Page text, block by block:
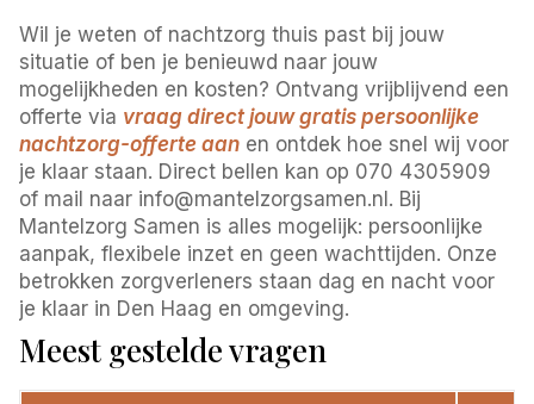
Wil je weten of nachtzorg thuis past bij jouw
situatie of ben je benieuwd naar jouw
mogelijkheden en kosten? Ontvang vrijblijvend een
offerte via vraag direct jouw gratis persoonlijke
nachtzorg-offerte aan en ontdek hoe snel wij voor
je klaar staan. Direct bellen kan op 070 4305909
of mail naar info@mantelzorgsamen.nl. Bij
Mantelzorg Samen is alles mogelijk: persoonlijke
aanpak, flexibele inzet en geen wachttijden. Onze
betrokken zorgverleners staan dag en nacht voor
je klaar in Den Haag en omgeving.
Meest gestelde vragen